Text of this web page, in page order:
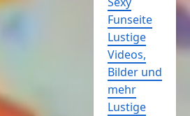
Funseite
Lustige
Videos,
Bilder und
mehr
Lustige